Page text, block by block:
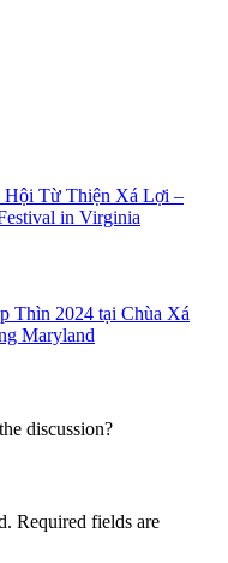
Hội Từ Thiện Xá Lợi –
in Virginia
Thìn 2024 tại Chùa Xá
Maryland
discussion?
Required fields are